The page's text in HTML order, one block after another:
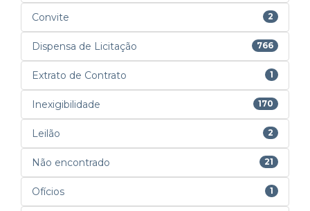
Convite 2
Dispensa de Licitação 766
Extrato de Contrato 1
Inexigibilidade 170
Leilão 2
Não encontrado 21
Ofícios 1